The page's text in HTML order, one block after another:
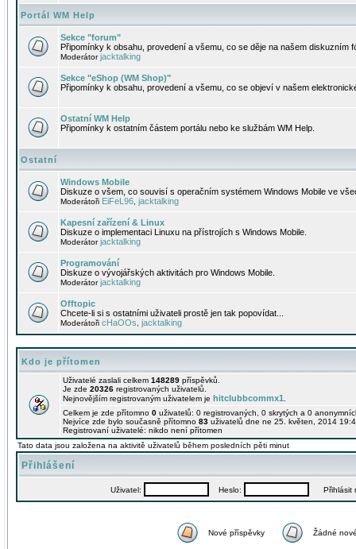
Portál WM Help
Sekce "forum"
Připomínky k obsahu, provedení a všemu, co se děje na našem diskuzním
Moderátorjacktalking
Sekce "eShop (WM Shop)"
Připomínky k obsahu, provedení a všemu, co se objeví v našem
Ostatní WM Help
Připomínky k ostatním částem portálu nebo ke službám WM Help.
Ostatní
Windows Mobile
Diskuze o všem, co souvisí s operačním systémem Windows Mobile ve
Moderátoři EiFeL96 jacktalking
Kapesní zařízení & Linux
Diskuze o implementaci Linuxu na přístrojích s Windows Mobile.
Moderátorjacktalking
Programování
Diskuze o vývojářských aktivitách pro Windows Mobile.
Moderátorjacktalking
Offtopic
Chcete-li si s ostatními uživateli prostě jen tak popovídat...
Moderátoři cHaOOs jacktalking
Kdo je přítomen
Uživatelé zaslali celkem 148289 příspěvků.
Je zde 20326 registrovaných uživatelů.
Nejnovějším registrovaným uživatelem je hitclubbcommx1
Celkem je zde přítomno 0 uživatelů: 0 registrovaných, 0 skrytých a 0
Nejvíce zde bylo současně přítomno 83 uživatelů dne ne 25. květen, 2014
Registrovaní uživatelé: nikdo není přítomen
Tato data jsou založena na aktivitě uživatelů během posledních pěti minut
Přihlášení
Uživatel: Heslo: Přihlásit
Nové příspěvky Žádné